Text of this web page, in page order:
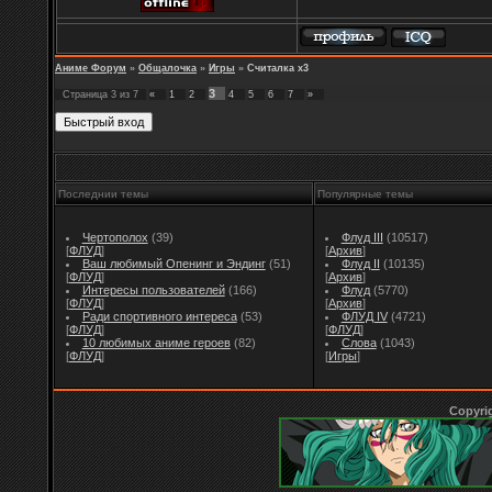
Аниме Форум » Общалочка » Игры » Считалка х3
Страница 3 из 7 « 1 2 3 4 5 6 7 »
Последнии темы Популярные темы
Чертополох (39)
[ФЛУД]
Ваш любимый Опенинг и Эндинг (51)
[ФЛУД]
Интересы пользователей (166)
[ФЛУД]
Ради спортивного интереса (53)
[ФЛУД]
10 любимых аниме героев (82)
[ФЛУД]
Флуд III (10517)
[Архив]
Флуд II (10135)
[Архив]
Флуд (5770)
[Архив]
ФЛУД IV (4721)
[ФЛУД]
Слова (1043)
[Игры]